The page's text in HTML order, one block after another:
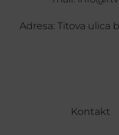
Adresa: Titova ulica
Kontakt